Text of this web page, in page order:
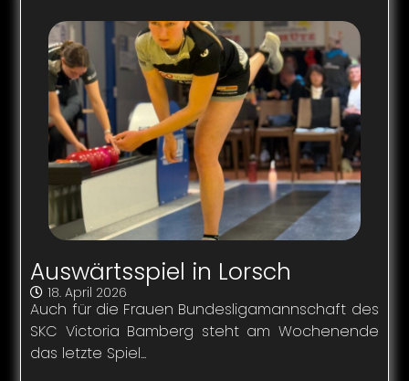
Auswärtsspiel in Lorsch
18. April 2026
Auch für die Frauen Bundesligamannschaft des
SKC Victoria Bamberg steht am Wochenende
das letzte Spiel...